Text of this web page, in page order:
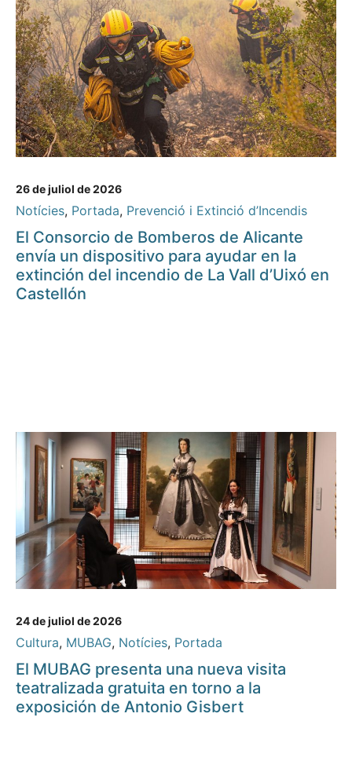
26 de juliol de 2026
Notícies, Portada, Prevenció i Extinció d’Incendis
El Consorcio de Bomberos de Alicante
envía un dispositivo para ayudar en la
extinción del incendio de La Vall d’Uixó en
Castellón
24 de juliol de 2026
Cultura, MUBAG, Notícies, Portada
El MUBAG presenta una nueva visita
teatralizada gratuita en torno a la
exposición de Antonio Gisbert